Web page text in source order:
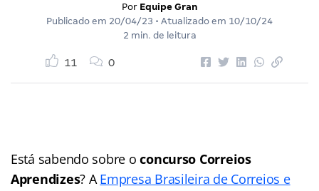
Por Equipe Gran
Publicado em 20/04/23 • Atualizado em 10/10/24
2 min. de leitura
11 0
Está sabendo sobre oconcurso Correios
Aprendizes? AEmpresa Brasileira de Correios e